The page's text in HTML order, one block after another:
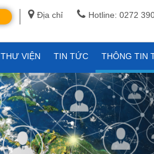
Địa chỉ Hotline: 0272
THƯ VIỆN TIN TỨC THÔNG TIN